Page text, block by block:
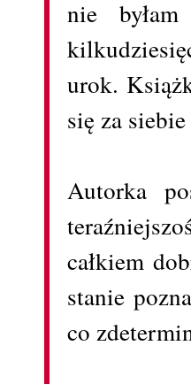
nie
urok.
się za
Autorka
całkiem
stanie
co